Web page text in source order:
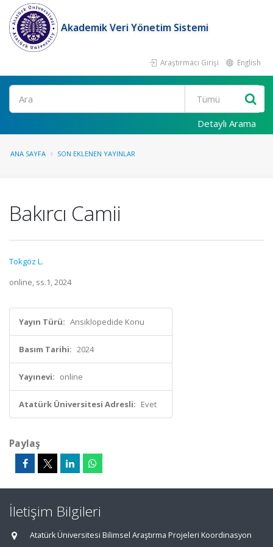
Akademik Veri Yönetim Sistemi
Araştırmacı Girişi English
Ara
Detaylı Arama
ANA SAYFA SON EKLENEN YAYINLAR
Bakırcı Camii
Tokgöz L.
online, ss.1, 2024
Yayın Türü: Ansiklopedide Konu
Basım Tarihi: 2024
Yayınevi: online
Atatürk Üniversitesi Adresli: Evet
Paylaş
İletişim Bilgileri
Atatürk Üniversitesi Bilimsel Araştırma Projeleri Koordinasyon